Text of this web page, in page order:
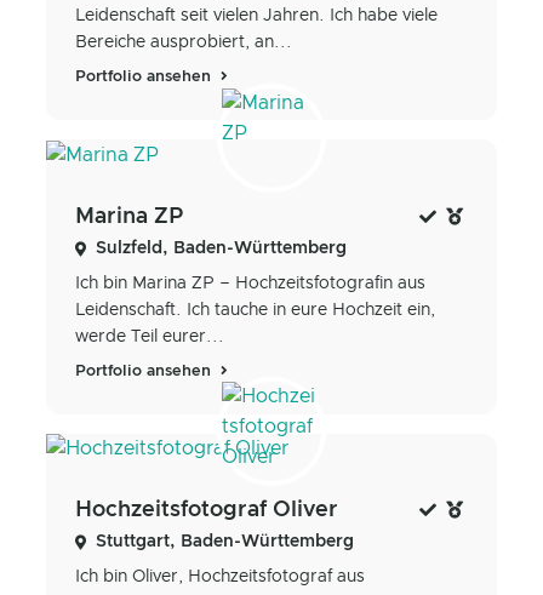
Leidenschaft seit vielen Jahren. Ich habe viele
Bereiche ausprobiert, an...
Portfolio ansehen
Marina ZP
Sulzfeld, Baden-Württemberg
Ich bin Marina ZP – Hochzeitsfotografin aus
Leidenschaft. Ich tauche in eure Hochzeit ein,
werde Teil eurer...
Portfolio ansehen
Hochzeitsfotograf Oliver
Stuttgart, Baden-Württemberg
Ich bin Oliver, Hochzeitsfotograf aus